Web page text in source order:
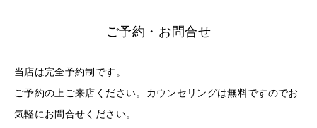
ご予約・お問合せ
当店は完全予約制です。
ご予約の上ご来店ください。カウンセリングは無料ですのでお
気軽にお問合せください。